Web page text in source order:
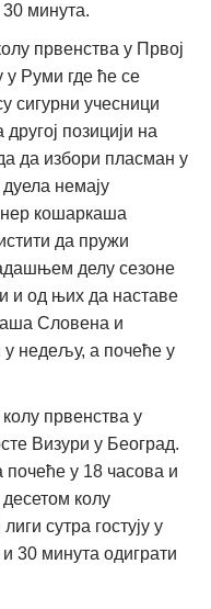
минута.
првенства у Првој
у Руми где ће се
сигурни учесници
позицији на
да избори пласман у
немају
кошаркаша
да пружи
делу сезоне
и од њих да наставе
Словена и
у недељу, а почеће у
првенства у
Визури у Београд.
почеће у 18 часова и
колу
сутра гостују у
30 минута одиграти